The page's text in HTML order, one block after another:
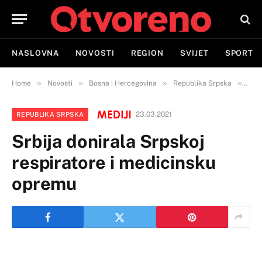
NASLOVNA NOVOSTI REGION SVIJET SPORT
Home » Novosti » Bosna i Hercegovina » Republika Srpska »
REPUBLIKA SRPSKA 23.03.2021
Srbija donirala Srpskoj
respiratore i medicinsku
opremu